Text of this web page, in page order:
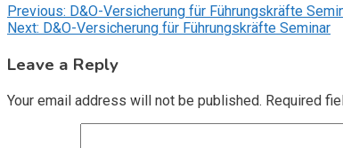
Post
navigation
Previous: D&O-Versicherung für Führungskräfte
Next: D&O-Versicherung für Führungskräfte Seminar
Leave a Reply
Your email address will not be published. Required